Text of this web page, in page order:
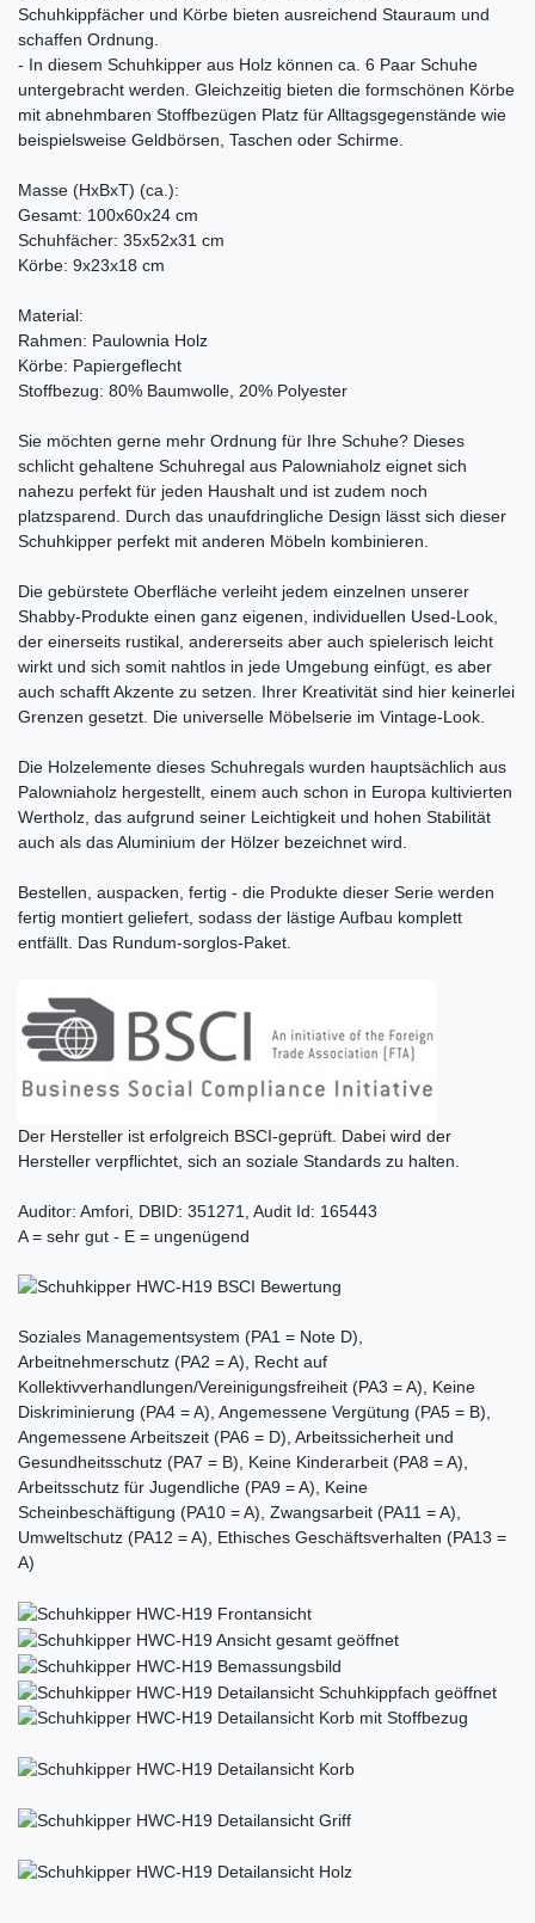
Schuhkippfächer und Körbe bieten ausreichend Stauraum und
schaffen Ordnung.
- In diesem Schuhkipper aus Holz können ca. 6 Paar Schuhe
untergebracht werden. Gleichzeitig bieten die formschönen Körbe
mit abnehmbaren Stoffbezügen Platz für Alltagsgegenstände wie
beispielsweise Geldbörsen, Taschen oder Schirme.
Masse (HxBxT) (ca.):
Gesamt: 100x60x24 cm
Schuhfächer: 35x52x31 cm
Körbe: 9x23x18 cm
Material:
Rahmen: Paulownia Holz
Körbe: Papiergeflecht
Stoffbezug: 80% Baumwolle, 20% Polyester
Sie möchten gerne mehr Ordnung für Ihre Schuhe? Dieses
schlicht gehaltene Schuhregal aus Palowniaholz eignet sich
nahezu perfekt für jeden Haushalt und ist zudem noch
platzsparend. Durch das unaufdringliche Design lässt sich dieser
Schuhkipper perfekt mit anderen Möbeln kombinieren.
Die gebürstete Oberfläche verleiht jedem einzelnen unserer
Shabby-Produkte einen ganz eigenen, individuellen Used-Look,
der einerseits rustikal, andererseits aber auch spielerisch leicht
wirkt und sich somit nahtlos in jede Umgebung einfügt, es aber
auch schafft Akzente zu setzen. Ihrer Kreativität sind hier keinerlei
Grenzen gesetzt. Die universelle Möbelserie im Vintage-Look.
Die Holzelemente dieses Schuhregals wurden hauptsächlich aus
Palowniaholz hergestellt, einem auch schon in Europa kultivierten
Wertholz, das aufgrund seiner Leichtigkeit und hohen Stabilität
auch als das Aluminium der Hölzer bezeichnet wird.
Bestellen, auspacken, fertig - die Produkte dieser Serie werden
fertig montiert geliefert, sodass der lästige Aufbau komplett
entfällt. Das Rundum-sorglos-Paket.
Der Hersteller ist erfolgreich BSCI-geprüft. Dabei wird der
Hersteller verpflichtet, sich an soziale Standards zu halten.
Auditor: Amfori, DBID: 351271, Audit Id: 165443
A = sehr gut - E = ungenügend
Soziales Managementsystem (PA1 = Note D),
Arbeitnehmerschutz (PA2 = A), Recht auf
Kollektivverhandlungen/Vereinigungsfreiheit (PA3 = A), Keine
Diskriminierung (PA4 = A), Angemessene Vergütung (PA5 = B),
Angemessene Arbeitszeit (PA6 = D), Arbeitssicherheit und
Gesundheitsschutz (PA7 = B), Keine Kinderarbeit (PA8 = A),
Arbeitsschutz für Jugendliche (PA9 = A), Keine
Scheinbeschäftigung (PA10 = A), Zwangsarbeit (PA11 = A),
Umweltschutz (PA12 = A), Ethisches Geschäftsverhalten (PA13 =
A)